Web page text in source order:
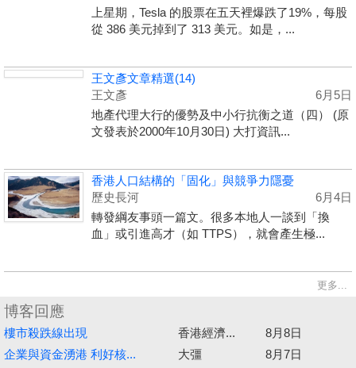
上星期，Tesla 的股票在五天裡爆跌了19%，每股
從 386 美元掉到了 313 美元。如是，...
王文彥文章精選(14)
王文彥
6月5日
地產代理大行的優勢及中小行抗衡之道（四） (原
文發表於2000年10月30日) 大打資訊...
香港人口結構的「固化」與競爭力隱憂
歷史長河
6月4日
轉發綱友事頭一篇文。很多本地人一談到「換
血」或引進高才（如 TTPS），就會產生極...
更多...
博客回應
樓市殺跌線出現 香港經濟...
8月8日
企業與資金湧港 利好核...
大彊
8月7日